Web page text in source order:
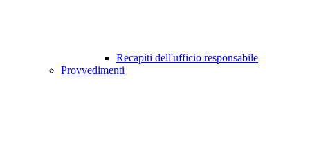
Recapiti dell'ufficio responsabile
Provvedimenti